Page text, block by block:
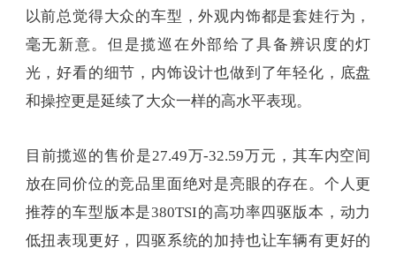
以前总觉得大众的车型，外观内饰都是套娃行为，
毫无新意。但是揽巡在外部给了具备辨识度的灯
光，好看的细节，内饰设计也做到了年轻化，底盘
和操控更是延续了大众一样的高水平表现。
目前揽巡的售价是27.49万-32.59万元，其车内空间
放在同价位的竞品里面绝对是亮眼的存在。个人更
推荐的车型版本是380TSI的高功率四驱版本，动力
低扭表现更好，四驱系统的加持也让车辆有更好的